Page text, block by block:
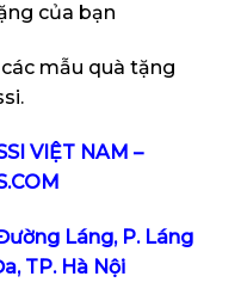
của bạn
mẫu quà tặng
.
VIỆT NAM –
Láng, P. Láng
TP. Hà Nội